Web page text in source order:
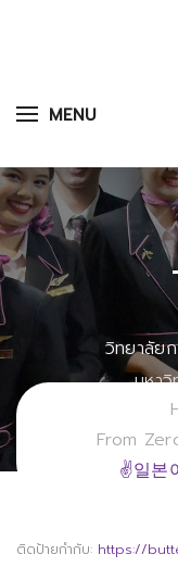
MENU
วิทยาลัย
มหา
From
✌일본
ติดป้ายกำกับ: https://